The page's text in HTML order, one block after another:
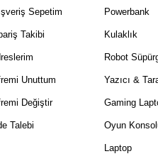
Sepetim
Takibi
Unuttum
Değiştir
Talebi
Powerbank
Kulaklık
Robot
Yazıcı &
Gaming
Oyun
Laptop